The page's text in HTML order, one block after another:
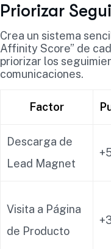
Priorizar
Crea un sistema
Affinity Score” de
priorizar los
comunicaciones.
Factor
Descarga de
Lead Magnet
Visita a Página
de Producto